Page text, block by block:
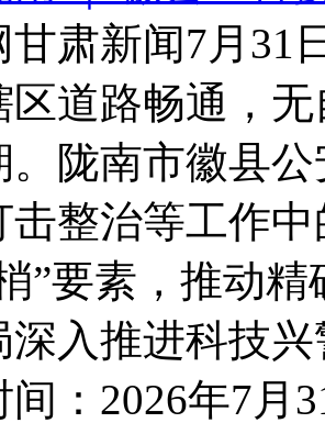
甘肃新闻7月31
区道路畅通，
。陇南市徽县
击整治等工作
”要素，推动
深入推进科技
： 2026年7月